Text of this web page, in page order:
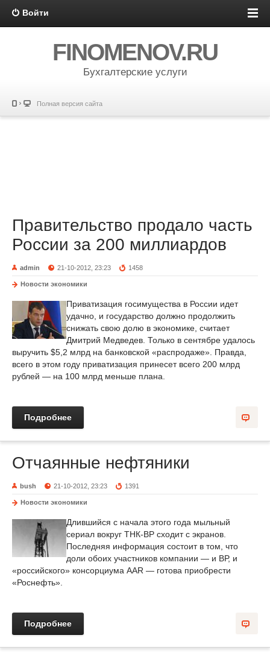
Войти
FINOMENOV.RU
Бухгалтерские услуги
Полная версия сайта
Правительство продало часть
России за 200 миллиардов
admin 21-10-2012, 23:23 1458
Новости экономики
Приватизация госимущества в России идет
удачно, и государство должно продолжить
снижать свою долю в экономике, считает
Дмитрий Медведев. Только в сентябре удалось
выручить $5,2 млрд на банковской «распродаже». Правда,
всего в этом году приватизация принесет всего 200 млрд
рублей — на 100 млрд меньше плана.
Подробнее
Отчаянные нефтяники
bush 21-10-2012, 23:23 1391
Новости экономики
Длившийся с начала этого года мыльный
сериал вокруг ТНК-ВР сходит с экранов.
Последняя информация состоит в том, что
доли обоих участников компании — и ВР, и
«российского» консорциума AAR — готова приобрести
«Роснефть».
Подробнее